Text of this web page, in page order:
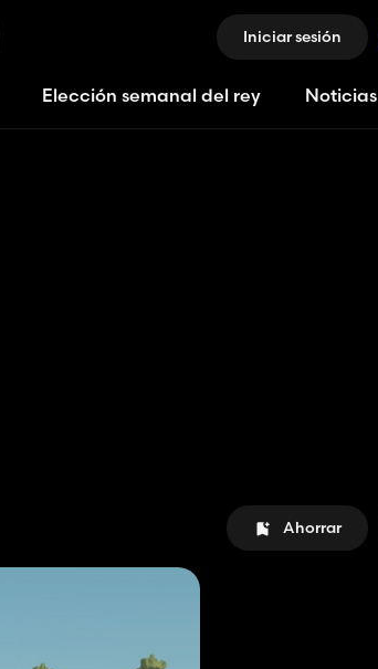
Iniciar sesión
Elección semanal del rey Noticias
Ahorrar